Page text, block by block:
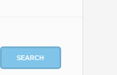
SEARCH